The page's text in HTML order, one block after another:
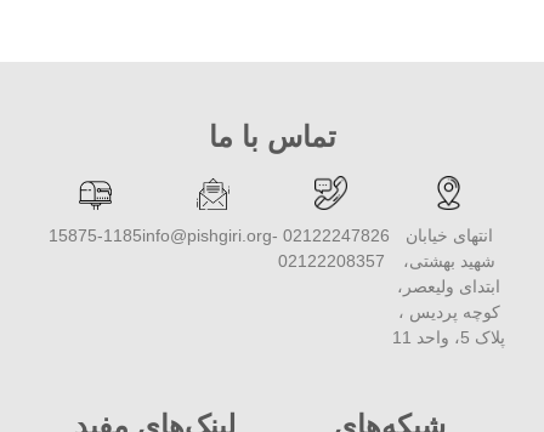
تماس با ما
انتهای خیابان
شهید بهشتی،
ابتدای ولیعصر،
کوچه پردیس ،
پلاک 5، واحد 11
02122247826 -
02122208357
info@pishgiri.org
15875-1185
شبکه‌های
لینک‌های مفید